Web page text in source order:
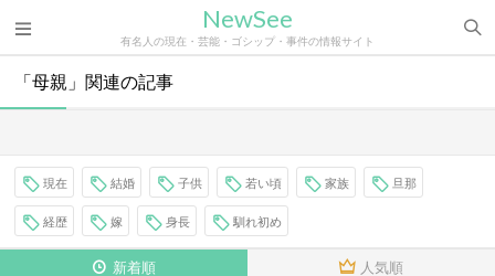
NewSee
有名人の現在・芸能・ゴシップ・事件の情報サイト
「母親」関連の記事
現在 結婚 子供 若い頃 家族 旦那
経歴 嫁 身長 馴れ初め
新着順 人気順